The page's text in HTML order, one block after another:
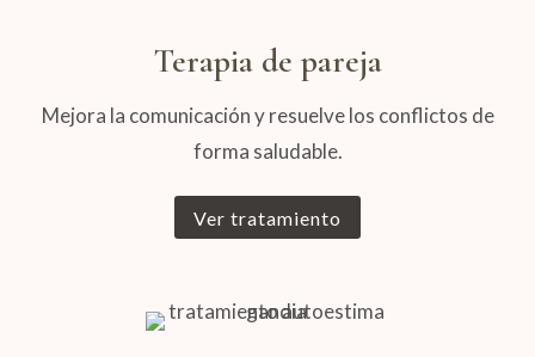
Terapia de pareja
Mejora la comunicación y resuelve los conflictos de
forma saludable.
Ver tratamiento